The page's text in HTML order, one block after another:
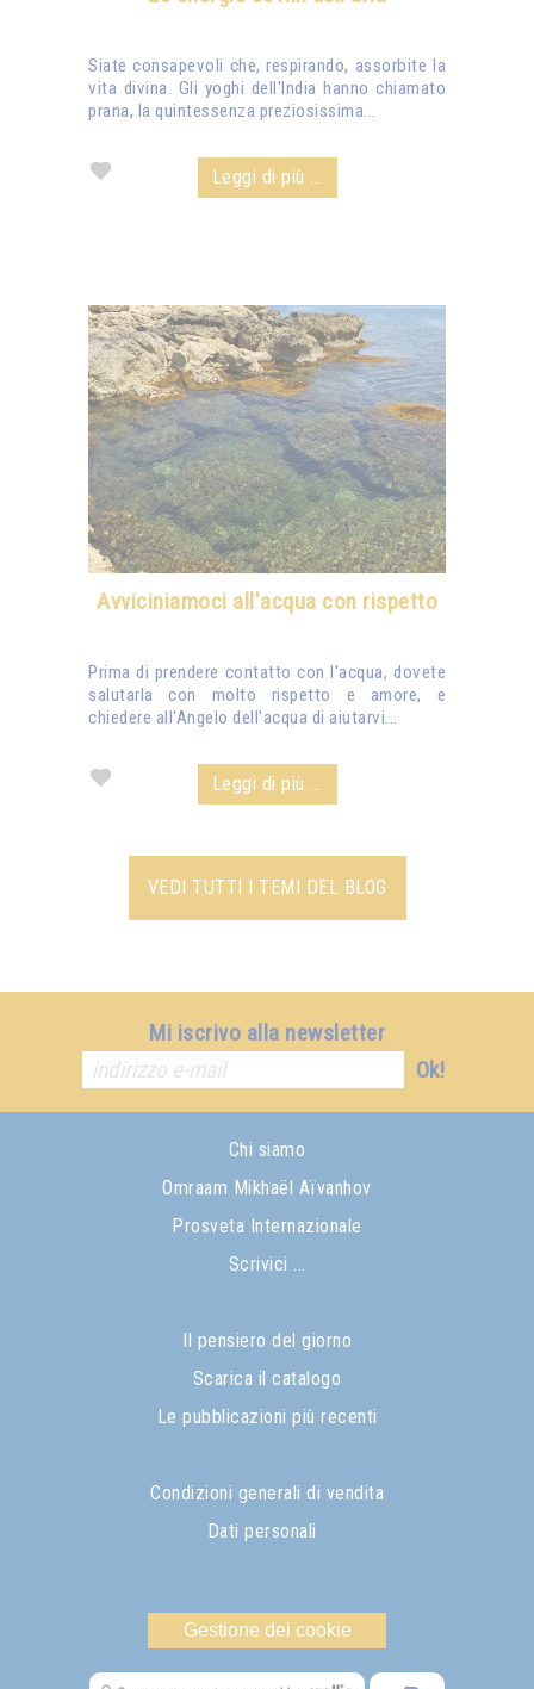
Siate consapevoli che, respirando, assorbite la
vita divina. Gli yoghi dell'India hanno chiamato
prana, la quintessenza preziosissima...
Leggi di più ...
Avviciniamoci all'acqua con rispetto
Prima di prendere contatto con l'acqua, dovete
salutarla con molto rispetto e amore, e
chiedere all'Angelo dell'acqua di aiutarvi...
Leggi di più ...
VEDI TUTTI I TEMI DEL BLOG
Mi iscrivo alla newsletter
Ok!
Chi siamo
Omraam Mikhaël Aïvanhov
Prosveta Internazionale
Scrivici ...
Il pensiero del giorno
Scarica il catalogo
Le pubblicazioni più recenti
Condizioni generali di vendita
Dati personali
Gestione dei cookie